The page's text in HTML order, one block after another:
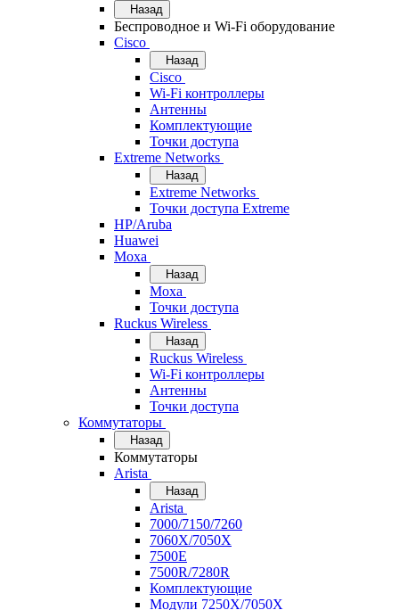
Назад
Беспроводное и Wi-Fi оборудование
Cisco
Назад
Cisco
Wi-Fi контроллеры
Антенны
Комплектующие
Точки доступа
Extreme Networks
Назад
Extreme Networks
Точки доступа Extreme
HP/Aruba
Huawei
Moxa
Назад
Moxa
Точки доступа
Ruckus Wireless
Назад
Ruckus Wireless
Wi-Fi контроллеры
Антенны
Точки доступа
Коммутаторы
Назад
Коммутаторы
Arista
Назад
Arista
7000/7150/7260
7060X/7050X
7500E
7500R/7280R
Комплектующие
Модули 7250X/7050X